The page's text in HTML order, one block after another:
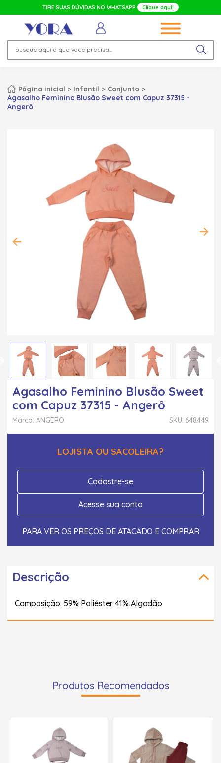
TIRE SUAS DÚVIDAS NO WHATSAPP Clique aqui!
Página inicial Infantil
Conjunto
Agasalho Feminino Blusão Sweet com Capuz 37315 -
Angerô
Agasalho Feminino Blusão Sweet
com Capuz 37315 - Angerô
SKU: 648449
Marca: ANGERO
LOJISTA OU SACOLEIRA?
Cadastre-se
Acesse sua conta
PARA VER OS PREÇOS DE ATACADO E COMPRAR
Descrição
Composição: 59% Poliéster 41% Algodão
Produtos Recomendados